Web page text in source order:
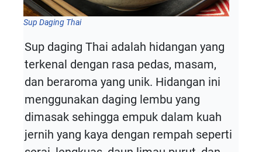
Sup Daging Thai
Sup daging Thai adalah hidangan yang
terkenal dengan rasa pedas, masam,
dan beraroma yang unik. Hidangan ini
menggunakan daging lembu yang
dimasak sehingga empuk dalam kuah
jernih yang kaya dengan rempah seperti